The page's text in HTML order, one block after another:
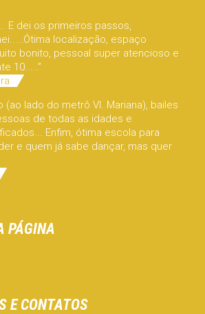
E dei os primeiros passos,
localização, espaço
bonito, pessoal super atencioso e
10.....”
(ao lado do metrô Vl. Mariana), bailes
de todas as idades e
Enfim, ótima escola para
e quem já sabe dançar, mas quer
PÁGINA
E CONTATOS